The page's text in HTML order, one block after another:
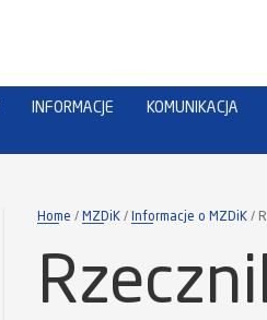
INFORMACJE KOMUNIKACJA
Home MZDiK Informacje o MZDiK